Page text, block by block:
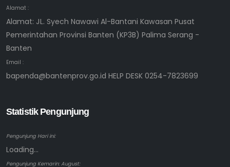
Alamat :
Alamat: JL. Syech Nawawi Al-Bantani Kawasan Pusat
Pemerintahan Provinsi Banten (KP3B) Palima Serang -
Banten
Email :
bapenda@bantenprov.go.id HELP DESK 0254-7823699
Statistik Pengunjung
Pengunjung Hari ini:
Loading...
Pengunjung Kemarin: August: